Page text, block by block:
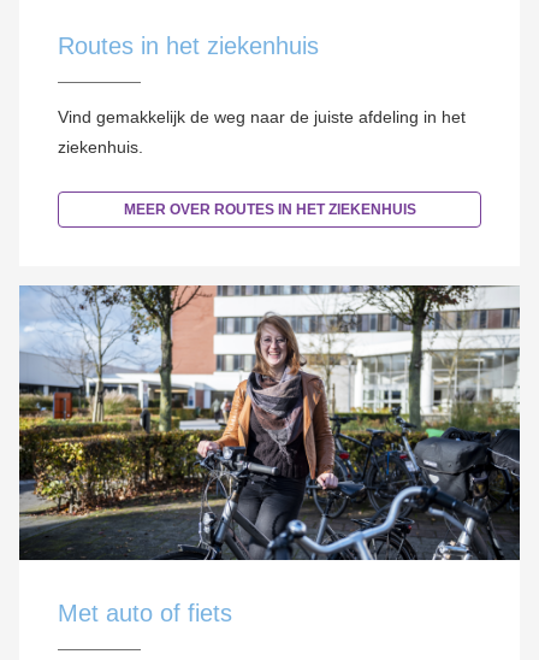
Routes in het ziekenhuis
Vind gemakkelijk de weg naar de juiste afdeling in het
ziekenhuis.
MEER OVER ROUTES IN HET ZIEKENHUIS
Met auto of fiets